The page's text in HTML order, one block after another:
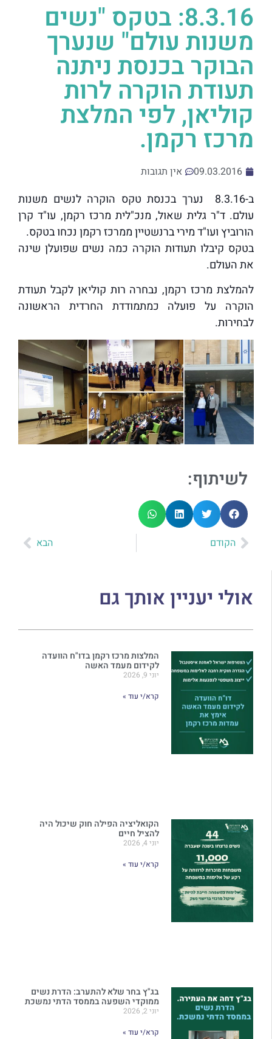
8.3.16: בטקס "נשים
משנות עולם" שנערך
הבוקר בכנסת ניתנה
תעודת הוקרה לרות
קוליאן, לפי המלצת
מרכז רקמן.
09.03.2016 אין תגובות
ב-8.3.16 נערך בכנסת טקס הוקרה לנשים משנות
עולם. ד"ר גלית שאול, מנכ"לית מרכז רקמן, עו"ד קרן
הורוביץ ועו"ד מירי ברנשטיין ממרכז רקמן נכחו בטקס.
בטקס קיבלו תעודות הוקרה כמה נשים שפועלן שינה
את העולם.
להמלצת מרכז רקמן, נבחרה רות קוליאן לקבל תעודת
הוקרה על פועלה כמתמודדת החרדית הראשונה
לבחירות.
לשיתוף:
הקודם הבא
אולי יעניין אותך גם
המלצות מרכז רקמן בדו"ח הוועדה
לקידום מעמד האשה
יוני 9, 2026
קרא/י עוד »
הקואליציה הפילה חוק שיכול היה
להציל חיים
יוני 4, 2026
קרא/י עוד »
בג"ץ בחר שלא להתערב: הדרת נשים
ממוקדי השפעה בממסד הדתי נמשכת
יוני 2, 2026
קרא/י עוד »